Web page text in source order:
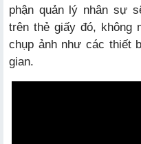
phận quản lý nhân sự
trên thẻ giấy đó, không
chụp ảnh như các thiết
gian.